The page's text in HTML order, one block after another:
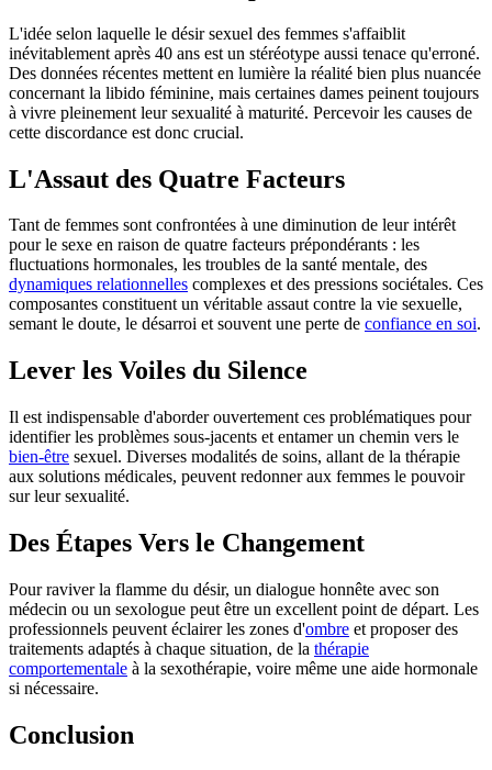
L'idée selon laquelle le désir sexuel des femmes s'affaiblit
inévitablement après 40 ans est un stéréotype aussi tenace qu'erroné.
Des données récentes mettent en lumière la réalité bien plus nuancée
concernant la libido féminine, mais certaines dames peinent toujours
à vivre pleinement leur sexualité à maturité. Percevoir les causes de
cette discordance est donc crucial.
L'Assaut des Quatre Facteurs
Tant de femmes sont confrontées à une diminution de leur intérêt
pour le sexe en raison de quatre facteurs prépondérants : les
fluctuations hormonales, les troubles de la santé mentale, des
dynamiques relationnelles complexes et des pressions sociétales. Ces
composantes constituent un véritable assaut contre la vie sexuelle,
semant le doute, le désarroi et souvent une perte de confiance en soi.
Lever les Voiles du Silence
Il est indispensable d'aborder ouvertement ces problématiques pour
identifier les problèmes sous-jacents et entamer un chemin vers le
bien-être sexuel. Diverses modalités de soins, allant de la thérapie
aux solutions médicales, peuvent redonner aux femmes le pouvoir
sur leur sexualité.
Des Étapes Vers le Changement
Pour raviver la flamme du désir, un dialogue honnête avec son
médecin ou un sexologue peut être un excellent point de départ. Les
professionnels peuvent éclairer les zones d'ombre et proposer des
traitements adaptés à chaque situation, de la thérapie
comportementale à la sexothérapie, voire même une aide hormonale
si nécessaire.
Conclusion